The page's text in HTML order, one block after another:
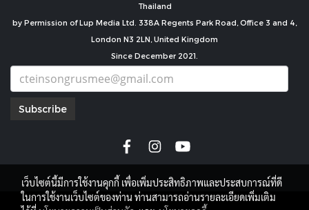
Thailand
by Permission of Lup Media Ltd. 338A Regents Park Road, Office 3 and 4,
London N3 2LN, United Kingdom
Since December 2021.
Subscribe
copyright by
เว็บไซต์นี้มีการใช้งานคุกกี้ เพื่อเพิ่มประสิทธิภาพและประสบการณ์ที่ดี
ในการใช้งานเว็บไซต์ของท่าน ท่านสามารถอ่านรายละเอียดเพิ่มเติม